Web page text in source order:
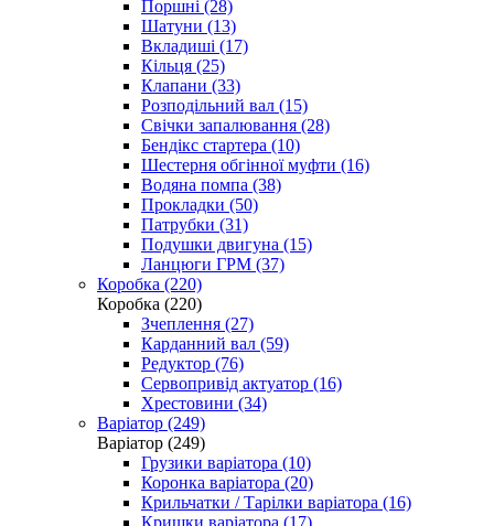
Поршні (28)
Шатуни (13)
Вкладиші (17)
Кільця (25)
Клапани (33)
Розподільний вал (15)
Свічки запалювання (28)
Бендікс стартера (10)
Шестерня обгінної муфти (16)
Водяна помпа (38)
Прокладки (50)
Патрубки (31)
Подушки двигуна (15)
Ланцюги ГРМ (37)
Коробка (220)
Коробка (220)
Зчеплення (27)
Карданний вал (59)
Редуктор (76)
Сервопривід актуатор (16)
Хрестовини (34)
Варіатор (249)
Варіатор (249)
Грузики варіатора (10)
Коронка варіатора (20)
Крильчатки / Тарілки варіатора (16)
Кришки варіатора (17)